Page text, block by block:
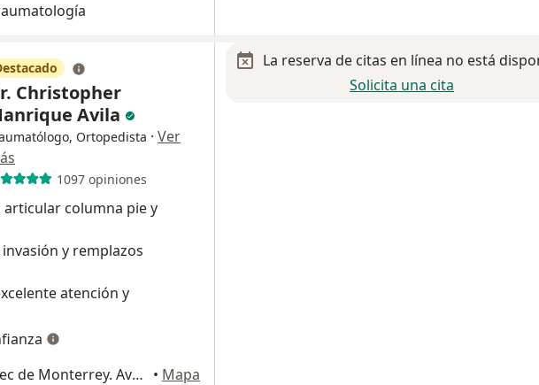
Christopher
Avila
Ortopedista · Ver
1097 opiniones
articular columna pie y
y remplazos
atención y
Hospital San José Tec de Monterrey. Ave. Morones Prieto #3000pte,, Monterrey • Mapa
La reserva de citas en línea no está
Solicita una cita